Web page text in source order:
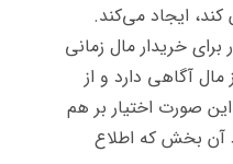
ایجاد می‌کند.
خریدار مال زمانی
آگاهی دارد و از
صورت اختیار بر هم
آن بخش که اطلاع